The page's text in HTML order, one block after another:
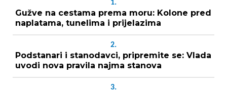
1.
Gužve na cestama prema moru: Kolone pred
naplatama, tunelima i prijelazima
2.
Podstanari i stanodavci, pripremite se: Vlada
uvodi nova pravila najma stanova
3.